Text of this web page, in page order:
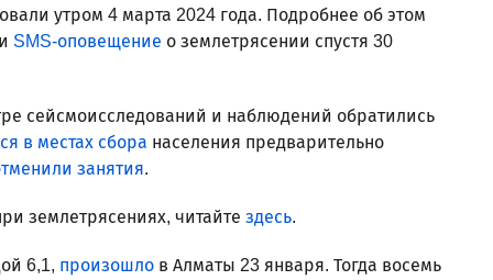
утром 4 марта 2024 года. Подробнее об этом
SMS-оповещение о землетрясении спустя 30
сейсмоисследований и наблюдений обратились
в местах сбора населения предварительно
занятия.
землетрясениях, читайте здесь.
6,1, произошло в Алматы 23 января. Тогда восемь